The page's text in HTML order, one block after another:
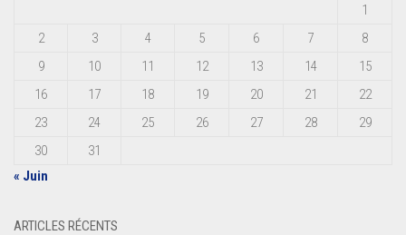
1
2
3 4 5 6 7
8
9
10 11 12 13 14
15
16
17 18 19 20 21
22
23
24 25 26 27 28
29
30
31
« Juin
ARTICLES RÉCENTS